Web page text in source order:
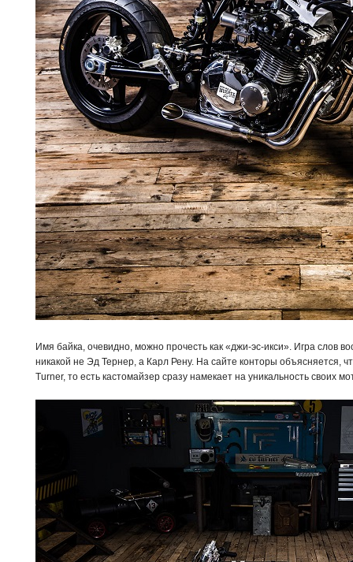
Имя байка, очевидно, можно прочесть как «джи-эс-икси». Игра слов
никакой не Эд Тернер, а Карл Рену. На сайте конторы объясняется,
Turner, то есть кастомайзер сразу намекает на уникальность своих